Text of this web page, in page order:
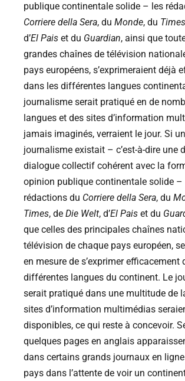
publique continentale solide – les
Corriere della Sera, du Monde, du Times
d’El Pais et du Guardian, ainsi que
grandes chaînes de télévision
pays européens, s’exprimeraient déjà
dans les différentes langues
journalisme serait pratiqué en de
langues et des sites d’information
jamais imaginés, verraient le jour. Si
journalisme existait – c’est-à-dire une
dialogue collectif cohérent avec la
opinion publique continentale solide –
rédactions du Corriere della Sera, du
Times, de Die Welt, d’El Pais et du
que celles des principales chaînes
télévision de chaque pays européen,
en mesure de s’exprimer efficacement
différentes langues du continent. Le
serait pratiqué dans une multitude de
sites d’information multimédias
disponibles, ce qui reste à concevoir.
quelques pages en anglais
dans certains grands journaux en
pays dans l’attente de voir un